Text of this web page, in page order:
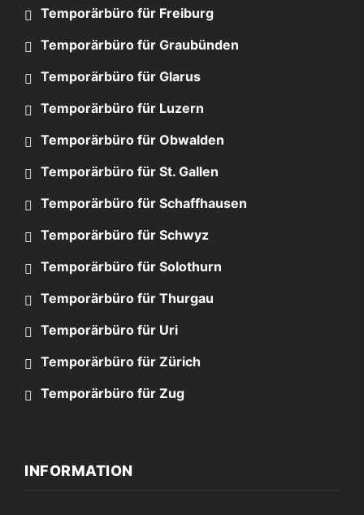
Temporärbüro für Freiburg
Temporärbüro für Graubünden
Temporärbüro für Glarus
Temporärbüro für Luzern
Temporärbüro für Obwalden
Temporärbüro für St. Gallen
Temporärbüro für Schaffhausen
Temporärbüro für Schwyz
Temporärbüro für Solothurn
Temporärbüro für Thurgau
Temporärbüro für Uri
Temporärbüro für Zürich
Temporärbüro für Zug
INFORMATION